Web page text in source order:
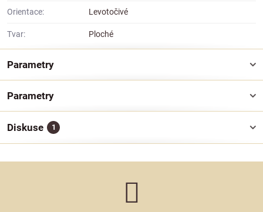
Orientace: Levotočivé
Tvar: Ploché
Parametry
Parametry
Diskuse 1